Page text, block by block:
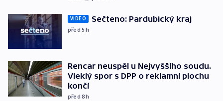
VIDEO Sečteno: Pardubický kraj
před 5h
Rencar neuspěl u Nejvyššího soudu.
Vleklý spor s DPP o reklamní plochu
končí
před 8h